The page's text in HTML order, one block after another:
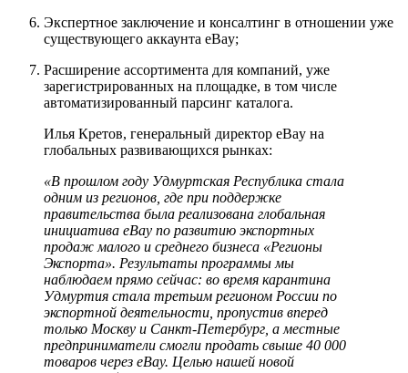
Экспертное заключение и консалтинг в отношении уже
существующего аккаунта eBay;
Расширение ассортимента для компаний, уже
зарегистрированных на площадке, в том числе
автоматизированный парсинг каталога.
Илья Кретов, генеральный директор eBay на
глобальных развивающихся рынках:
«В прошлом году Удмуртская Республика стала
одним из регионов, где при поддержке
правительства была реализована глобальная
инициатива eBay по развитию экспортных
продаж малого и среднего бизнеса «Регионы
Экспорта». Результаты программы мы
наблюдаем прямо сейчас: во время карантина
Удмуртия стала третьим регионом России по
экспортной деятельности, пропустив вперед
только Москву и Санкт-Петербург, а местные
предприниматели смогли продать свыше 40 000
товаров через eBay. Целью нашей новой